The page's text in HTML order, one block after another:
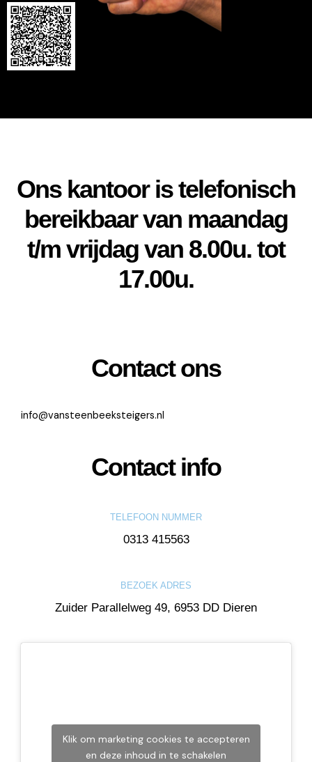
Ons kantoor is telefonisch
bereikbaar van maandag
t/m vrijdag van 8.00u. tot
17.00u.
Contact info
TELEFOON NUMMER
0313 415563
BEZOEK ADRES
Zuider Parallelweg 49, 6953 DD Dieren
Klik om marketing cookies te accepteren
en deze inhoud in te schakelen
Contact ons
info@vansteenbeeksteigers.nl